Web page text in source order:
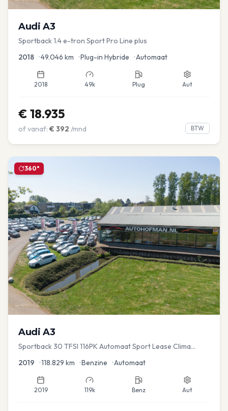
Audi A3
Sportback 1.4 e-tron Sport Pro Line plus
2018 •49.046 km •Plug-in Hybride •Automaat
2018 49k Plug Aut
€ 18.935
of vanaf: € 392 /mnd BTW
360°
Audi A3
Sportback 30 TFSI 116PK Automaat Sport Lease Clima
2019 •118.829 km •Benzine •Automaat
2019 119k Benz Aut